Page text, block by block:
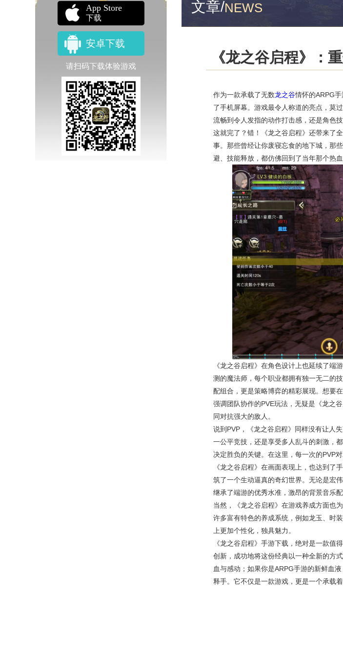
App Store
下载
安卓下载
请扫码下载体验游戏
文章/NEWS
《龙之谷启程》：
作为一款承载了无数龙之谷情怀的ARPG手
了手机屏幕。游戏最令人称道的亮点，莫
流畅到令人发指的动作打击感，还是角色
这就完了？错！《龙之谷启程》还带来了
事。那些曾经让你废寝忘食的地下城，那
避、技能释放，都仿佛回到了当年那个热血
《龙之谷启程》在角色设计上也延续了端
测的魔法师，每个职业都拥有独一无二的
配组合，更是策略博弈的精彩展现。想要
强调团队协作的PVE玩法，无疑是《龙之
同对抗强大的敌人。
说到PVP，《龙之谷启程》同样没有让人
一公平竞技，还是享受多人乱斗的刺激，
决定胜负的关键。在这里，每一次的PVP
《龙之谷启程》在画面表现上，也达到了
筑了一个生动逼真的奇幻世界。无论是宏
继承了端游的优秀水准，激昂的背景音乐
当然，《龙之谷启程》在游戏养成方面也
许多富有特色的养成系统，例如龙玉、时
上更加个性化，独具魅力。
《龙之谷启程》手游下载，绝对是一款值
创新，成功地将这份经典以一种全新的方
血与感动；如果你是ARPG手游的新鲜血
释手。它不仅是一款游戏，更是一个承载